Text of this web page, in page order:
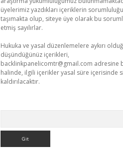
üyelerimiz yazdıkları içeriklerin
taşımakta olup, siteye üye olarak bu
etmiş sayılırlar.
Hukuka ve yasal düzenlemelere aykırı
düşündüğünüz içerikleri,
backlinkpanelicomtr@gmail.com adresine
halinde, ilgili içerikler yasal süre içerisinde
kaldırılacaktır.